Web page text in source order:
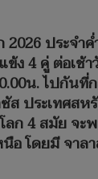
ประจำ
ง 4 คู่ ต่อเช้
น. ไปกัน
ส ประเทศสห
ลก 4 สมัย จะ
อ โดยมี จาล